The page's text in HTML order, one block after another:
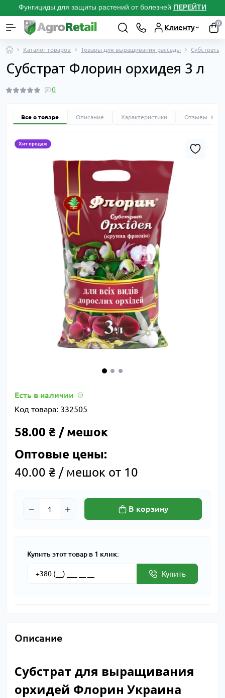
Фунгициды для защиты растений от болезней ПЕРЕЙТИ
Клиенту
0
Каталог товаров Товары для выращивания рассады Субстраты
Субстрат Флорин орхидея 3 л
0
Все о товаре Описание Характеристики Отзывы
Хит продаж
Есть в наличии
Код товара: 332505
58.00 ₴ / мешок
Оптовые цены:
40.00 ₴ / мешок от 10
В корзину
Купить этот товар в 1 клик:
Купить
Описание
Субстрат для выращивания
орхидей Флорин Украина